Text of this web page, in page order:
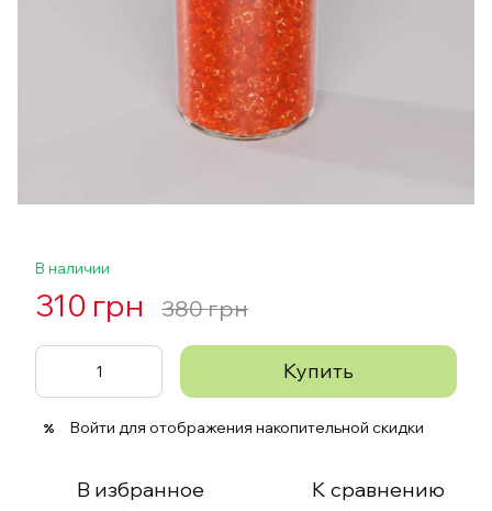
В наличии
310 грн 380 грн
Купить
% Войти для отображения накопительной скидки
В избранное К сравнению